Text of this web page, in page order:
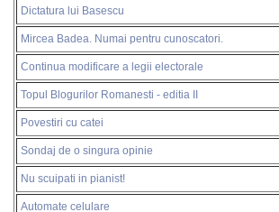
Dictatura lui Basescu
Mircea Badea. Numai pentru cunoscatori.
Continua modificare a legii electorale
Topul Blogurilor Romanesti - editia II
Povestiri cu catei
Sondaj de o singura opinie
Nu scuipati in pianist!
Automate celulare